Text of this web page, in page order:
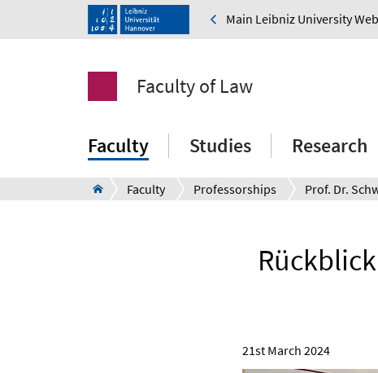
Main Leibniz University
Faculty of Law
Faculty Studies Research
Faculty Professorships Prof. Dr.
21st March 2024